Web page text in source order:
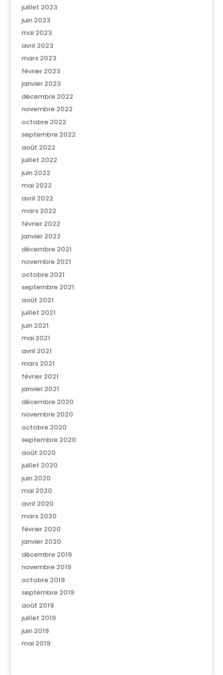
juillet 2023
juin 2023
mai 2023
avril 2023
mars 2023
février 2023
janvier 2023
décembre 2022
novembre 2022
octobre 2022
septembre 2022
août 2022
juillet 2022
juin 2022
mai 2022
avril 2022
mars 2022
février 2022
janvier 2022
décembre 2021
novembre 2021
octobre 2021
septembre 2021
août 2021
juillet 2021
juin 2021
mai 2021
avril 2021
mars 2021
février 2021
janvier 2021
décembre 2020
novembre 2020
octobre 2020
septembre 2020
août 2020
juillet 2020
juin 2020
mai 2020
avril 2020
mars 2020
février 2020
janvier 2020
décembre 2019
novembre 2019
octobre 2019
septembre 2019
août 2019
juillet 2019
juin 2019
mai 2019